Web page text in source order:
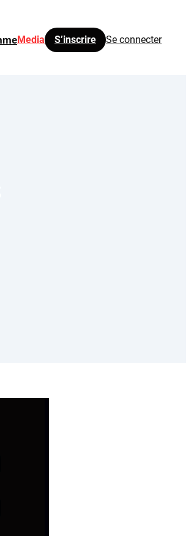
Media S’inscrire Se connecter